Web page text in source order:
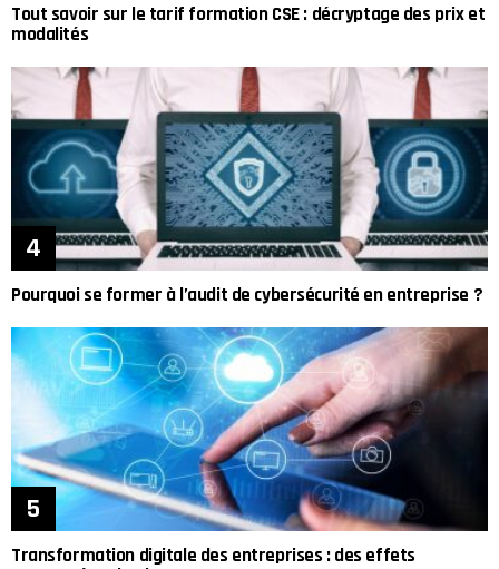
Tout savoir sur le tarif formation CSE : décryptage des prix et
modalités
Pourquoi se former à l’audit de cybersécurité en entreprise ?
Transformation digitale des entreprises : des effets